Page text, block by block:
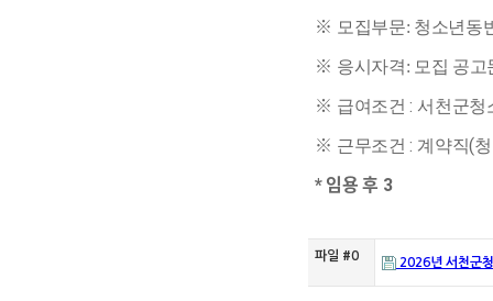
※ 모집부문: 청소년동
※ 응시자격: 모집 공고
※ 급여조건: 서천군청
※ 근무조건: 계약직(
* 임용 후 3
파일 #0 2026년 서천군